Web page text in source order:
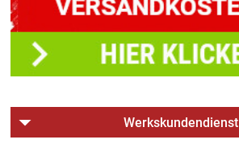
Werkskundendienst